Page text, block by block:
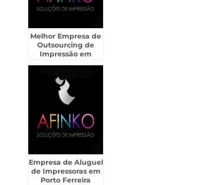
Melhor Empresa de
Outsourcing de
Impressão em
Empresa de Aluguel
de Impressoras em
Porto Ferreira